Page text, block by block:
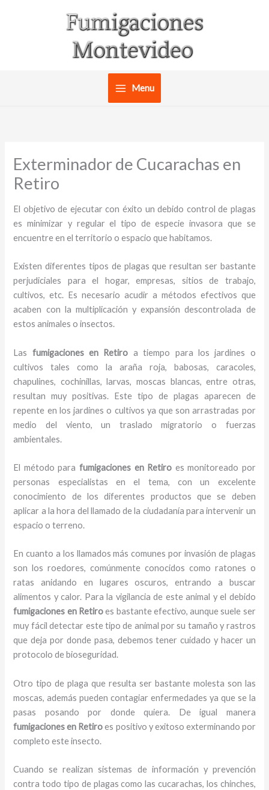
Menu
Exterminador de Cucarachas en
Retiro
El objetivo de ejecutar con éxito un debido control de plagas
es minimizar y regular el tipo de especie invasora que se
encuentre en el territorio o espacio que habitamos.
Existen diferentes tipos de plagas que resultan ser bastante
perjudiciales para el hogar, empresas, sitios de trabajo,
cultivos, etc. Es necesario acudir a métodos efectivos que
acaben con la multiplicación y expansión descontrolada de
estos animales o insectos.
Las fumigaciones en Retiro a tiempo para los jardines o
cultivos tales como la araña roja, babosas, caracoles,
chapulines, cochinillas, larvas, moscas blancas, entre otras,
resultan muy positivas. Este tipo de plagas aparecen de
repente en los jardines o cultivos ya que son arrastradas por
medio del viento, un traslado migratorio o fuerzas
ambientales.
El método para fumigaciones en Retiro es monitoreado por
personas especialistas en el tema, con un excelente
conocimiento de los diferentes productos que se deben
aplicar a la hora del llamado de la ciudadanía para intervenir un
espacio o terreno.
En cuanto a los llamados más comunes por invasión de plagas
son los roedores, comúnmente conocidos como ratones o
ratas anidando en lugares oscuros, entrando a buscar
alimentos y calor. Para la vigilancia de este animal y el debido
fumigaciones en Retiroes bastante efectivo, aunque suele ser
muy fácil detectar este tipo de animal por su tamaño y rastros
que deja por donde pasa, debemos tener cuidado y hacer un
protocolo de bioseguridad.
Otro tipo de plaga que resulta ser bastante molesta son las
moscas, además pueden contagiar enfermedades ya que se la
pasas posando por donde quiera. De igual manera
fumigacionesen Retiroes positivo y exitoso exterminando por
completo este insecto.
Cuando se realizan sistemas de información y prevención
contra todo tipo de plagas como las cucarachas, los chinches,